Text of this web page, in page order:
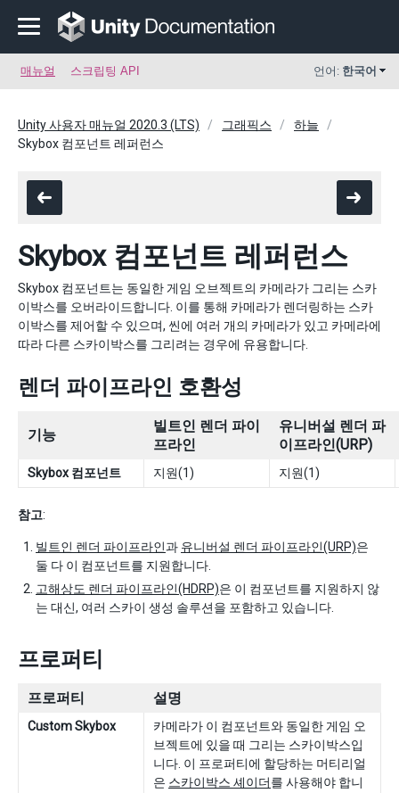
매뉴얼 스크립팅 API 언어: 한국어
Unity 사용자 매뉴얼 2020.3 (LTS) 그래픽스
하늘
Skybox 컴포넌트 레퍼런스
Skybox 컴포넌트 레퍼런스
Skybox 컴포넌트는 동일한 게임 오브젝트의 카메라가 그리는 스카
이박스를 오버라이드합니다. 이를 통해 카메라가 렌더링하는 스카
이박스를 제어할 수 있으며, 씬에 여러 개의 카메라가 있고 카메라에
따라 다른 스카이박스를 그리려는 경우에 유용합니다.
렌더 파이프라인 호환성
기능
빌트인 렌더 파이
프라인
유니버설 렌더 파
이프라인(URP)
Skybox 컴포넌트 지원(1) 지원(1)
참고:
빌트인 렌더 파이프라인과 유니버설 렌더 파이프라인(URP)은
둘 다 이 컴포넌트를 지원합니다.
고해상도 렌더 파이프라인(HDRP)은 이 컴포넌트를 지원하지 않
는 대신, 여러 스카이 생성 솔루션을 포함하고 있습니다.
프로퍼티
프로퍼티 설명
Custom Skybox
카메라가 이 컴포넌트와 동일한 게임 오
브젝트에 있을 때 그리는 스카이박스입
니다. 이 프로퍼티에 할당하는 머티리얼
은 스카이박스 셰이더를 사용해야 합니